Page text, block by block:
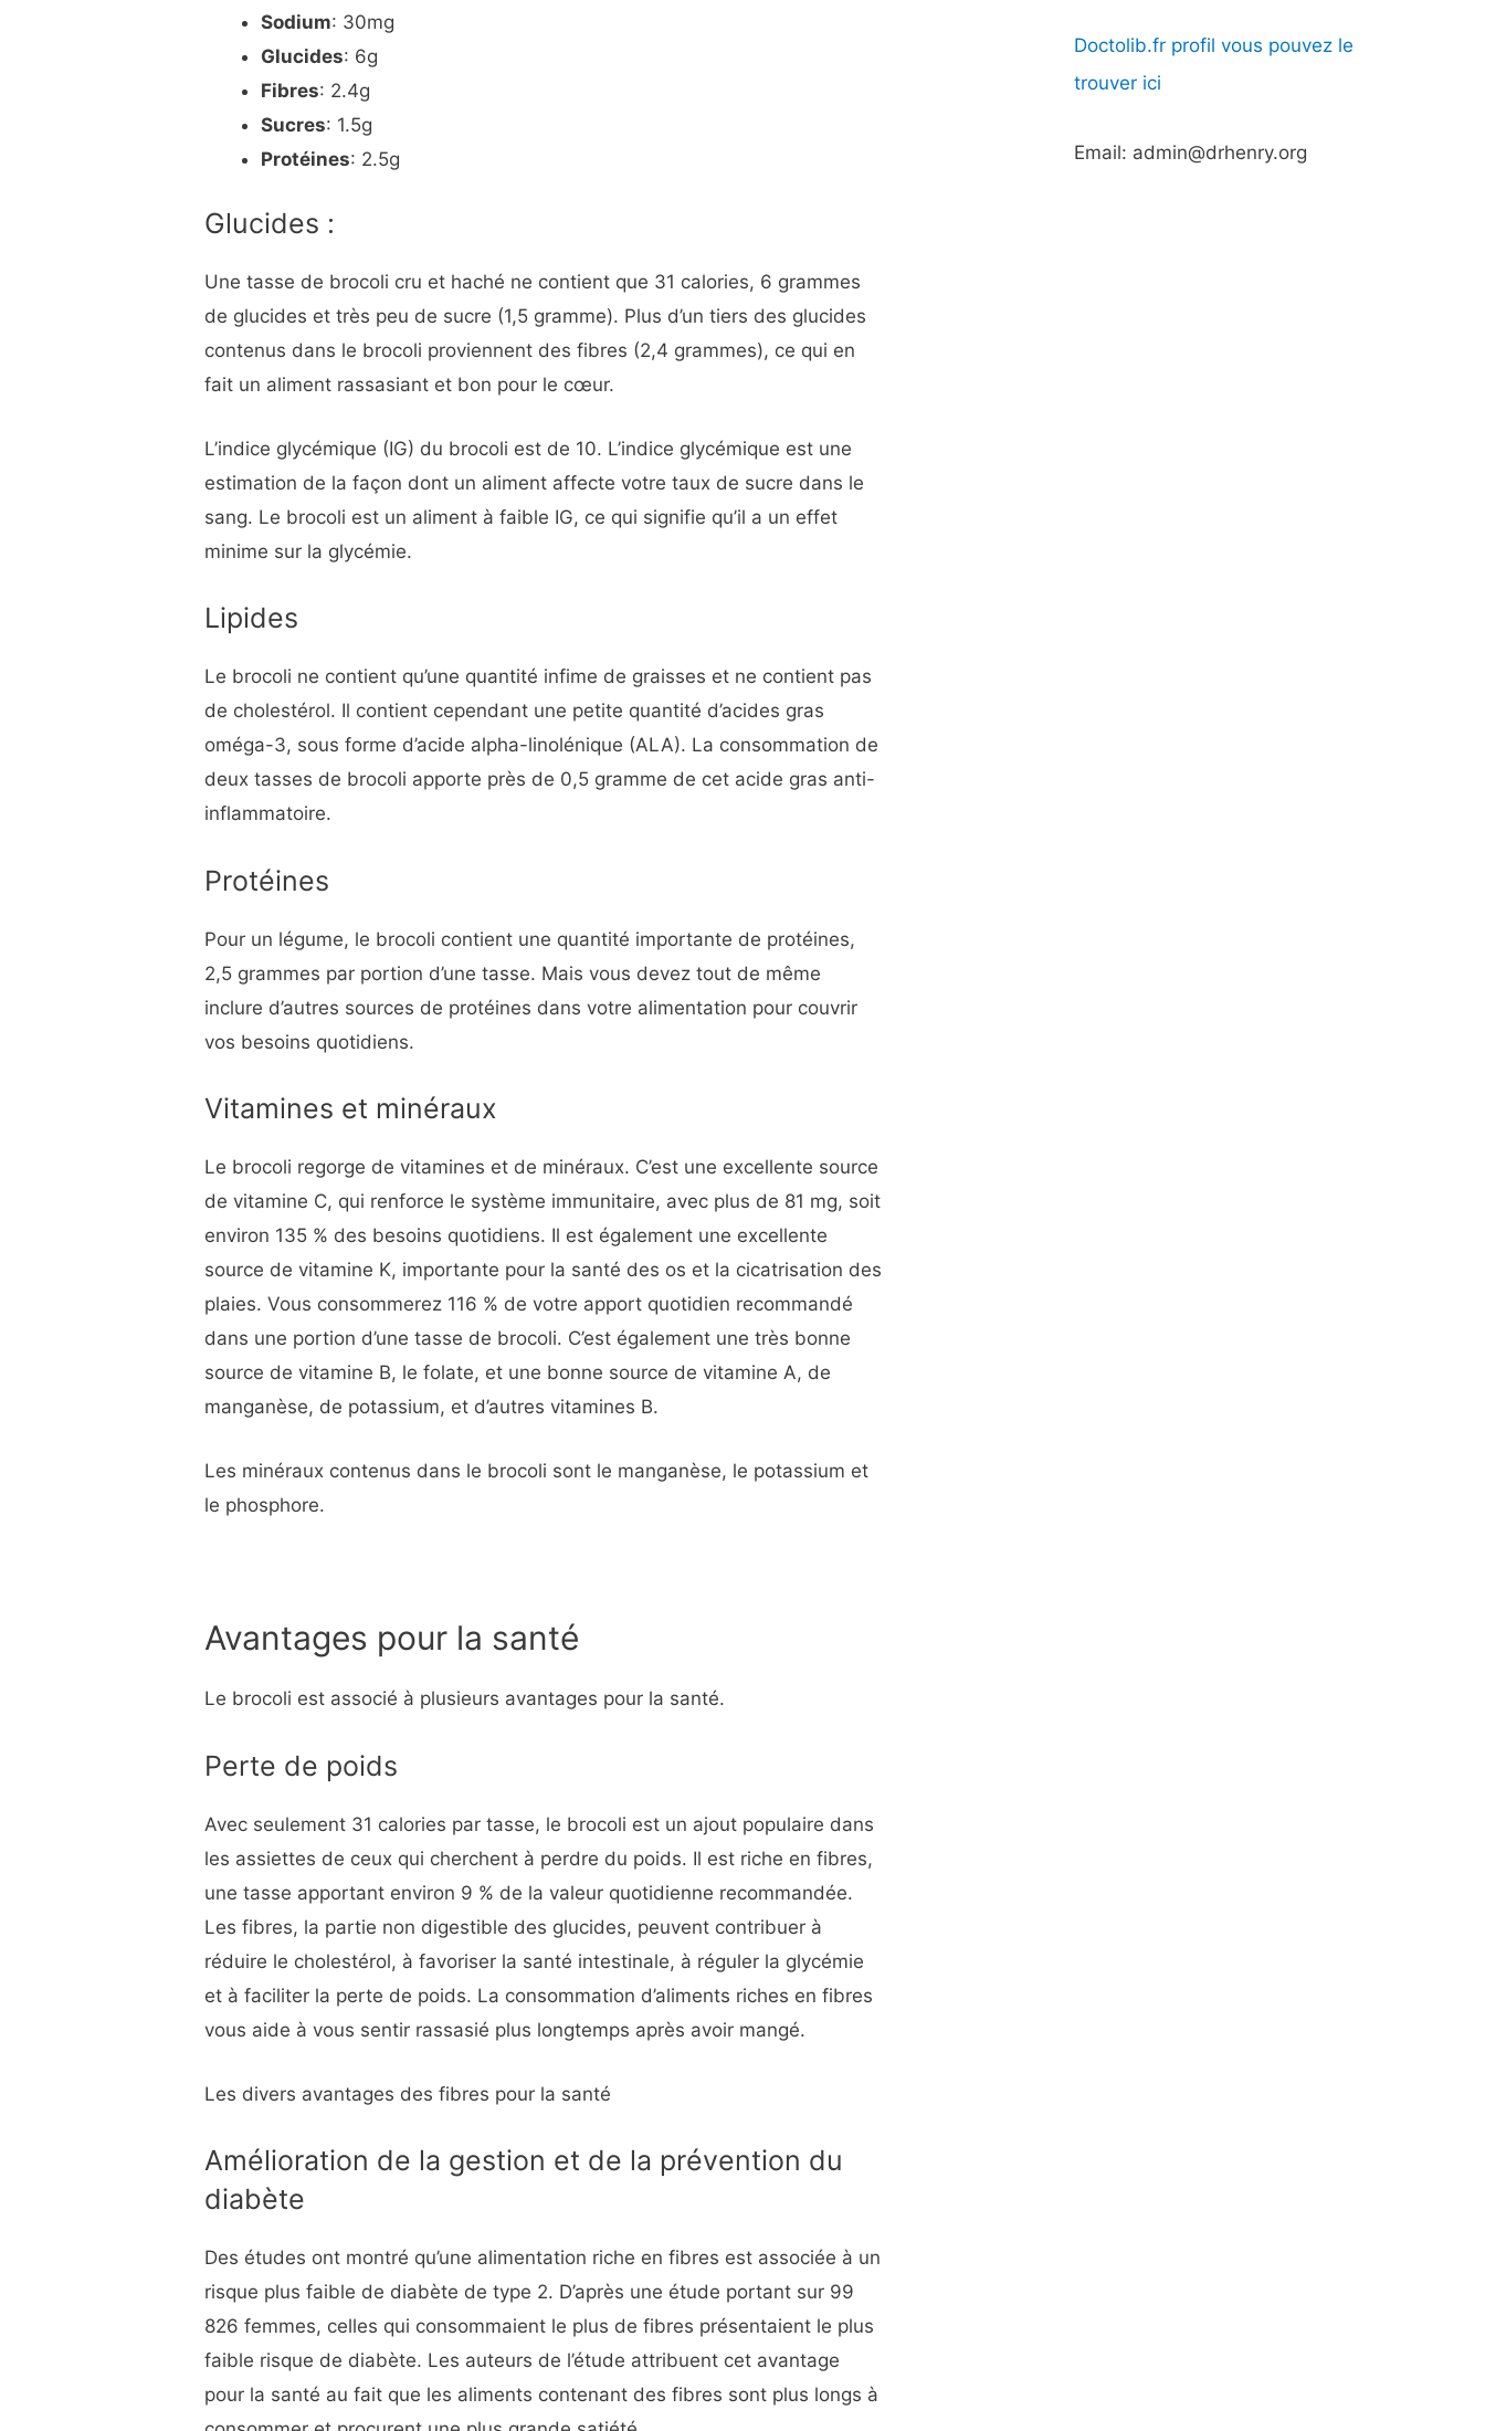
Sodium: 30mg
Glucides: 6g
Fibres: 2.4g
Sucres: 1.5g
Protéines: 2.5g
Glucides :
Une tasse de brocoli cru et haché ne contient que 31 calories, 6 grammes
de glucides et très peu de sucre (1,5 gramme). Plus d’un tiers des glucides
contenus dans le brocoli proviennent des fibres (2,4 grammes), ce qui en
fait un aliment rassasiant et bon pour le cœur.
L’indice glycémique (IG) du brocoli est de 10. L’indice glycémique est une
estimation de la façon dont un aliment affecte votre taux de sucre dans le
sang. Le brocoli est un aliment à faible IG, ce qui signifie qu’il a un effet
minime sur la glycémie.
Lipides
Le brocoli ne contient qu’une quantité infime de graisses et ne contient pas
de cholestérol. Il contient cependant une petite quantité d’acides gras
oméga-3, sous forme d’acide alpha-linolénique (ALA). La consommation de
deux tasses de brocoli apporte près de 0,5 gramme de cet acide gras anti-
inflammatoire.
Protéines
Pour un légume, le brocoli contient une quantité importante de protéines,
2,5 grammes par portion d’une tasse. Mais vous devez tout de même
inclure d’autres sources de protéines dans votre alimentation pour couvrir
vos besoins quotidiens.
Vitamines et minéraux
Le brocoli regorge de vitamines et de minéraux. C’est une excellente source
de vitamine C, qui renforce le système immunitaire, avec plus de 81 mg, soit
environ 135 % des besoins quotidiens. Il est également une excellente
source de vitamine K, importante pour la santé des os et la cicatrisation des
plaies. Vous consommerez 116 % de votre apport quotidien recommandé
dans une portion d’une tasse de brocoli. C’est également une très bonne
source de vitamine B, le folate, et une bonne source de vitamine A, de
manganèse, de potassium, et d’autres vitamines B.
Les minéraux contenus dans le brocoli sont le manganèse, le potassium et
le phosphore.
Avantages pour la santé
Le brocoli est associé à plusieurs avantages pour la santé.
Perte de poids
Avec seulement 31 calories par tasse, le brocoli est un ajout populaire dans
les assiettes de ceux qui cherchent à perdre du poids. Il est riche en fibres,
une tasse apportant environ 9 % de la valeur quotidienne recommandée.
Les fibres, la partie non digestible des glucides, peuvent contribuer à
réduire le cholestérol, à favoriser la santé intestinale, à réguler la glycémie
et à faciliter la perte de poids. La consommation d’aliments riches en fibres
vous aide à vous sentir rassasié plus longtemps après avoir mangé.
Les divers avantages des fibres pour la santé
Amélioration de la gestion et de la prévention du
diabète
Des études ont montré qu’une alimentation riche en fibres est associée à un
risque plus faible de diabète de type 2. D’après une étude portant sur 99
826 femmes, celles qui consommaient le plus de fibres présentaient le plus
faible risque de diabète. Les auteurs de l’étude attribuent cet avantage
pour la santé au fait que les aliments contenant des fibres sont plus longs à
Doctolib.fr profil vous pouvez le
trouver ici
Email: admin@drhenry.org